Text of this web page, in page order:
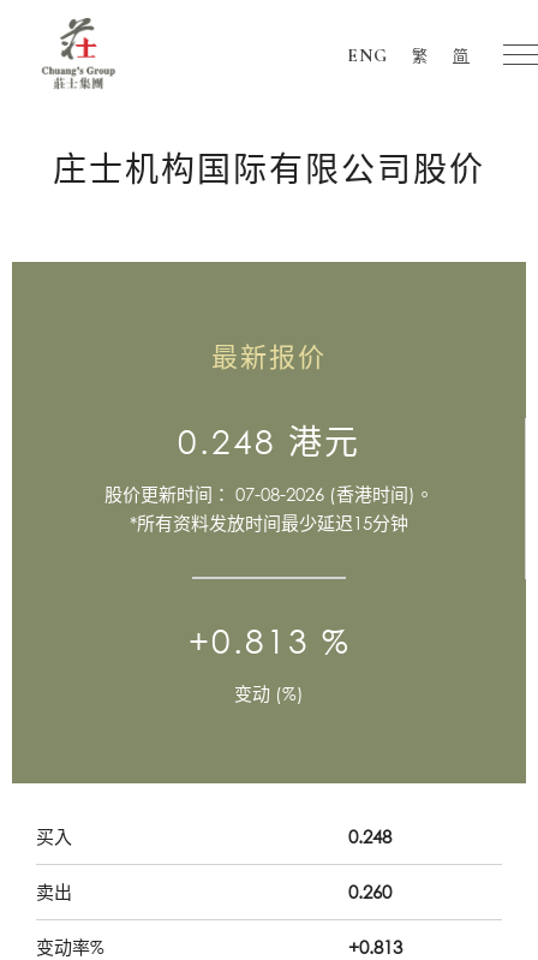
ENG 繁 简
庄士机构国际有限公司股价
最新报价
0.248 港元
股价更新时间： 07-08-2026 (香港时间)。
*所有资料发放时间最少延迟15分钟
+0.813 %
变动 (%)
买入 0.248
卖出 0.260
变动率% +0.813